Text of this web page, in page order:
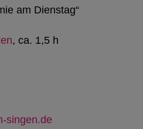
am Dienstag“
, ca. 1,5 h
singen.de